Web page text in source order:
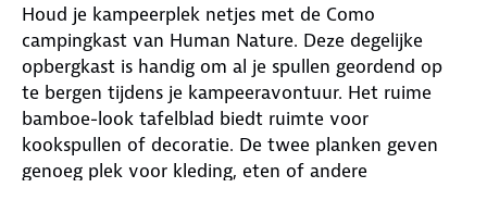
Houd je kampeerplek netjes met de Como
campingkast van Human Nature. Deze degelijke
opbergkast is handig om al je spullen geordend op
te bergen tijdens je kampeeravontuur. Het ruime
bamboe-look tafelblad biedt ruimte voor
kookspullen of decoratie. De twee planken geven
genoeg plek voor kleding, eten of andere